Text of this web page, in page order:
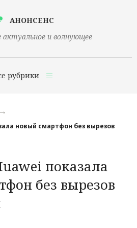
АНОНСЕНС
актуальное и волнующее
рубрики
новый смартфон без вырезов
показала
без вырезов